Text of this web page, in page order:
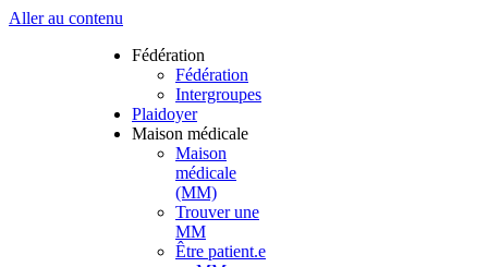
Aller au contenu
Fédération
Fédération
Intergroupes
Plaidoyer
Maison médicale
Maison
médicale
(MM)
Trouver une
MM
Être patient.e